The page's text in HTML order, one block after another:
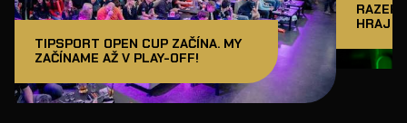
TIPSPORT OPEN CUP ZAČÍNA. MY
ZAČÍNAME AŽ V PLAY-OFF!
RAZER
HRAJ